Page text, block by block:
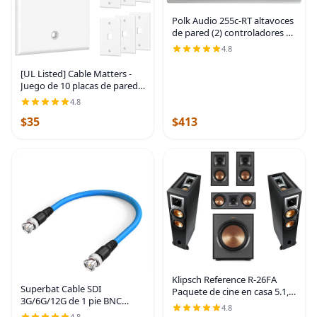
[UL Listed] Cable Matters -
Juego de 10 placas de pared
Keystone de perfil bajo de 1
puerto, placa de pared RJ45
para tomas Keystone en
4.8
$35
Polk Audio 255c-RT altavoces
de pared (2) controladores de
5.25 pulgadas - la serie
Vanishing | Se ajusta
4.8
$413
Superbat Cable SDI
3G/6G/12G de 1 pie BNC
Jumper Belden 1694A,
Klipsch Reference R-26FA
Paquete de cine en casa 5.1,
revestimiento de polímero
4.8